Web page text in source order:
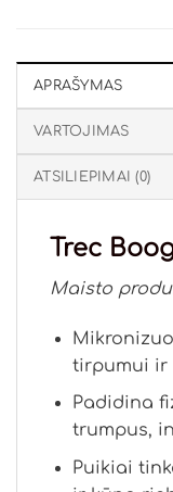
APRAŠYMAS
VARTOJIMAS
ATSILIEPIMAI (0)
Trec
Maisto
tirpumui ir
Padidina
trumpus,
Puikiai